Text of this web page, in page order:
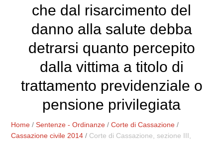
che dal risarcimento del
danno alla salute debba
detrarsi quanto percepito
dalla vittima a titolo di
trattamento previdenziale o
pensione privilegiata
Home /Sentenze - Ordinanze /Corte di Cassazione /
Cassazione civile 2014 / Corte di Cassazione, sezione III,